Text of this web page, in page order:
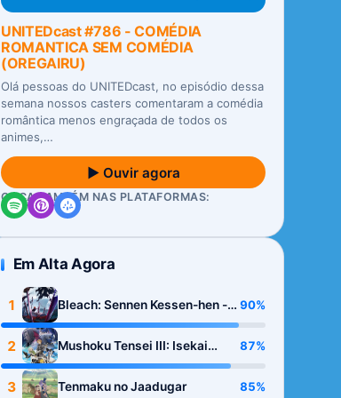
UNITEDcast #786 - COMÉDIA
ROMANTICA SEM COMÉDIA
(OREGAIRU)
Olá pessoas do UNITEDcast, no episódio dessa
semana nossos casters comentaram a comédia
romântica menos engraçada de todos os
animes,…
▶ Ouvir agora
OUÇA TAMBÉM NAS PLATAFORMAS:
Em Alta Agora
1
Bleach: Sennen Kessen-hen -
Kashin-tan
90%
2
Mushoku Tensei III: Isekai
Ittara Honki Dasu
87%
3 Tenmaku no Jaadugar 85%